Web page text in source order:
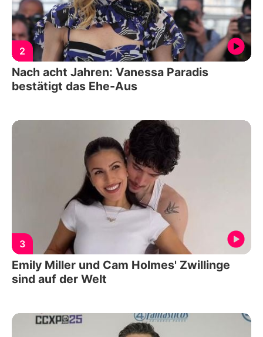
2
Nach acht Jahren: Vanessa Paradis
bestätigt das Ehe-Aus
3
Emily Miller und Cam Holmes' Zwillinge
sind auf der Welt